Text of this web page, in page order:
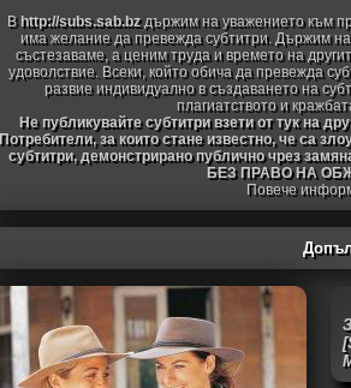
В http://subs.sab.bzдържим на уважението към
има желание да превежда субтитри. Държим
състезаваме, а ценим труда и времето на
удоволствие. Всеки, който обича да превежда
развие индивидуално в създаването на
плагиатството и
Не публикувайте субтитри взети от тук на
Потребители, за които стане известно, че са
субтитри, демонстрирано публично чрез
БЕЗ ПРАВО НА
Повече